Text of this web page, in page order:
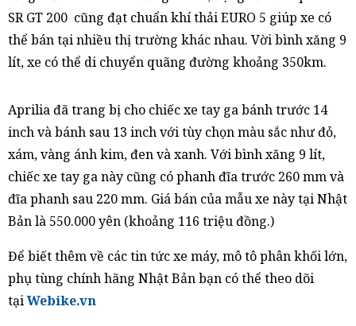
SR GT 200 cũng đạt chuẩn khí thải EURO 5 giúp xe có
thể bán tại nhiều thị trường khác nhau. Vời bình xăng 9
lít, xe có thể di chuyển quãng đường khoảng 350km.
Aprilia đã trang bị cho chiếc xe tay ga bánh trước 14
inch và bánh sau 13 inch với tùy chọn màu sắc như đỏ,
xám, vàng ánh kim, đen và xanh. Với bình xăng 9 lít,
chiếc xe tay ga này cũng có phanh đĩa trước 260 mm và
đĩa phanh sau 220 mm. Giá bán của mẫu xe này tại Nhật
Bản là 550.000 yên (khoảng 116 triệu đồng.)
Để biết thêm về các tin tức xe máy, mô tô phân khối lớn,
phụ tùng chính hãng Nhật Bản bạn có thể theo dõi
tạiWebike.vn